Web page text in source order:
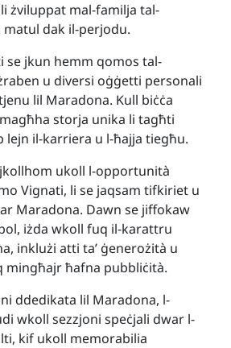
żviluppat mal-familja tal-
dak il-perjodu.
se jkun hemm qomos tal-
u diversi oġġetti personali
lil Maradona. Kull biċċa
storja unika li tagħti
lejn il-karriera u l-ħajja tiegħu.
ukoll l-opportunità
Vignati, li se jaqsam tifkiriet u
Maradona. Dawn se jiffokaw
iżda wkoll fuq il-karattru
inklużi atti ta’ ġenerożità u
mingħajr ħafna pubbliċità.
ddedikata lil Maradona, l-
wkoll sezzjoni speċjali dwar l-
kif ukoll memorabilia